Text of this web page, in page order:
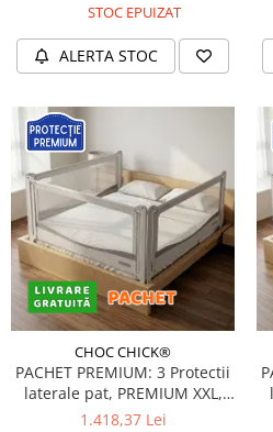
STOC EPUIZAT
ALERTA STOC
CHOC CHICK®
PACHET PREMIUM: 3 Protectii
laterale pat, PREMIUM XXL,
140x200 cm + 2 Seturi
1.418,37 Lei